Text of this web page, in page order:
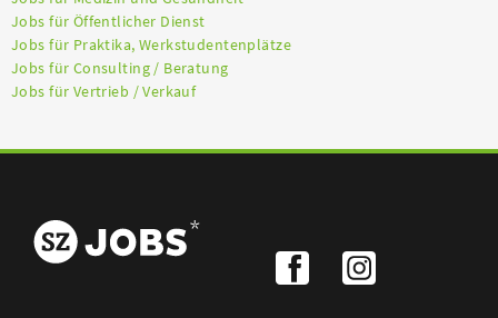
Jobs für Öffentlicher Dienst
Jobs für Praktika, Werkstudentenplätze
Jobs für Consulting / Beratung
Jobs für Vertrieb / Verkauf